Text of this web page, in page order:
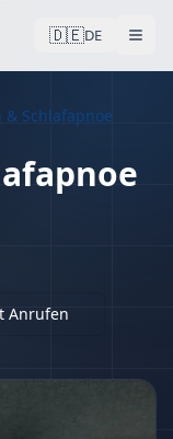
🇩🇪DE
& Schlafapnoe
Anrufen